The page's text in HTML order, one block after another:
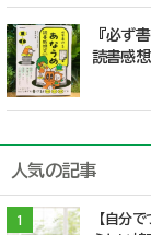
『必ず
読書感
人気の記事
1
【自分